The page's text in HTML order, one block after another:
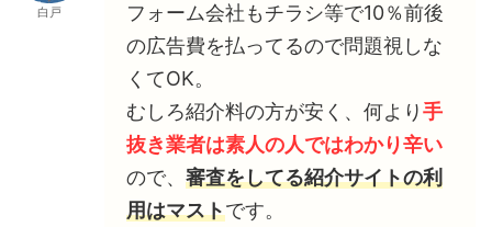
白戸
フォーム会社もチラシ等で10％前後
の広告費を払ってるので問題視しな
くてOK。
むしろ紹介料の方が安く、何より手
抜き業者は素人の人ではわかり辛い
ので、 審査をしてる紹介サイトの利
用はマストです。